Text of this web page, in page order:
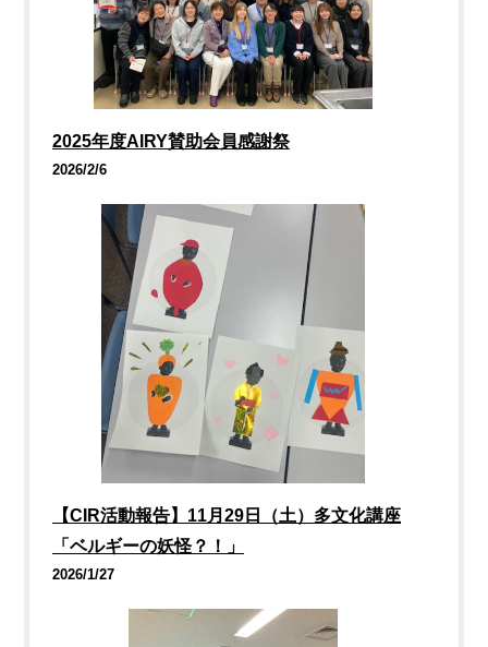
2025年度AIRY賛助会員感謝祭
2026/2/6
【CIR活動報告】11月29日（土）多文化講座
「ベルギーの妖怪？！」
2026/1/27